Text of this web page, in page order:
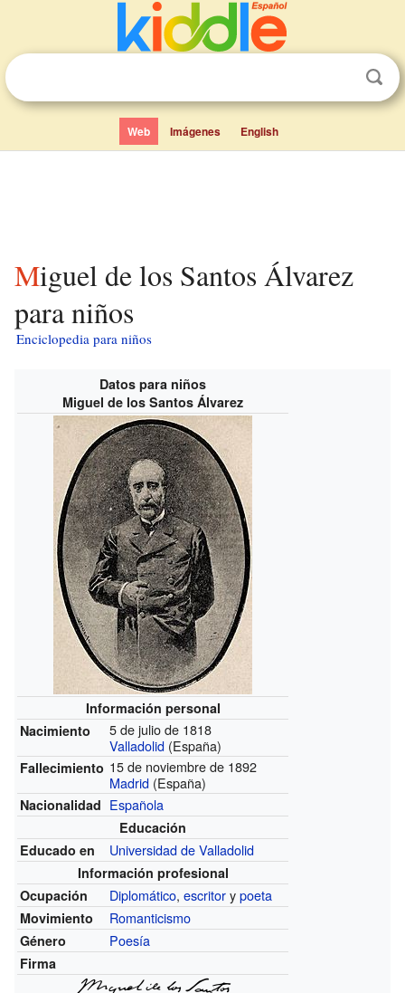
Web Imágenes English
Miguel de los Santos Álvarez
para niños
Enciclopedia para niños
Datos para niños
Miguel de los Santos Álvarez
Información personal
Nacimiento
5 de julio de 1818
Valladolid (España)
Fallecimiento 15 de noviembre de 1892
Madrid (España)
Nacionalidad Española
Educación
Educado en
Universidad de Valladolid
Información profesional
Ocupación
Diplomático,escritorypoeta
Movimiento Romanticismo
Género Poesía
Firma